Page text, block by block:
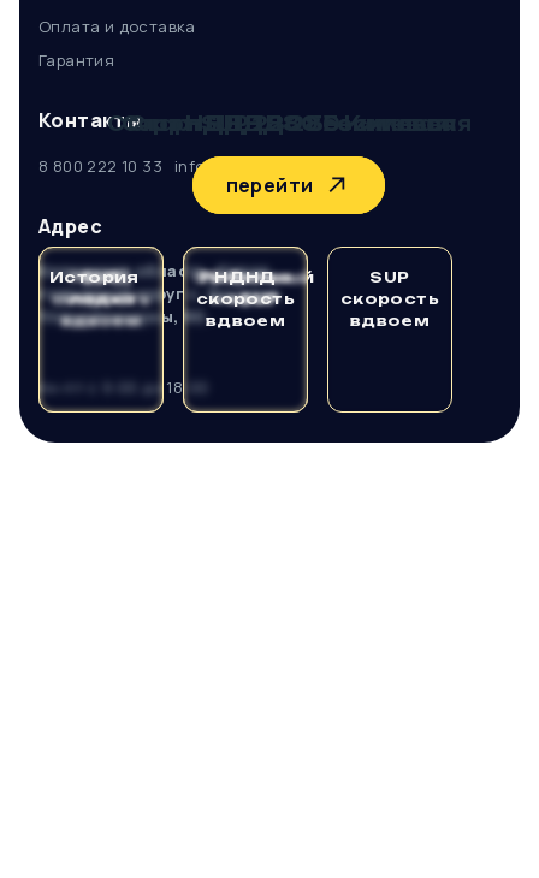
Старт НДНД 280 Килевая
перейти
НДНД
скорость
вдвоем
Сборочный
цех
Старт SUP 280 Бескилевая
перейти
SUP
лодка
Рыбалка
на SUP
SUP
скорость
вдвоем
Старт НДНД 280 Бескилевая
перейти
История
НДНД
скорость
вдвоем
Оплата и доставка
Гарантия
Контакты
8 800 222 10 33 info@michmanboat.ru
Адрес
Кировская область, Киров
городской округ ​с. Русское,
Улица Коммуны, 90.
пн-пт с 9:00 до 18:00